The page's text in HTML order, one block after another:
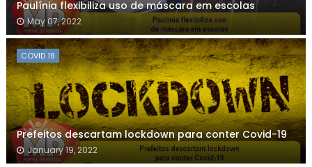
Paulínia flexibiliza uso de máscara em escolas
May 07, 2022
COVID 19
Prefeitos descartam lockdown para conter Covid-19
January 19, 2022